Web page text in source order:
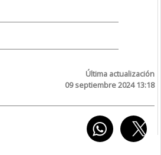
Última actualización
09 septiembre 2024 13:18